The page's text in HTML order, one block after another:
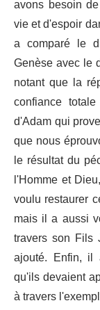
avons besoin
vie et d'espoir
a comparé le
Genèse avec le
notant que la
confiance
d'Adam qui
que nous
le résultat du
l'Homme et
voulu restaurer
mais il a aussi
travers son Fils
ajouté. Enfin, il
qu'ils devaient
à travers